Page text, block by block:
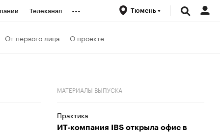
Телеканал ... Тюмень
От первого лица О проекте
МАТЕРИАЛЫ ВЫПУСКА
Практика
ИТ-компания IBS открыла офис в